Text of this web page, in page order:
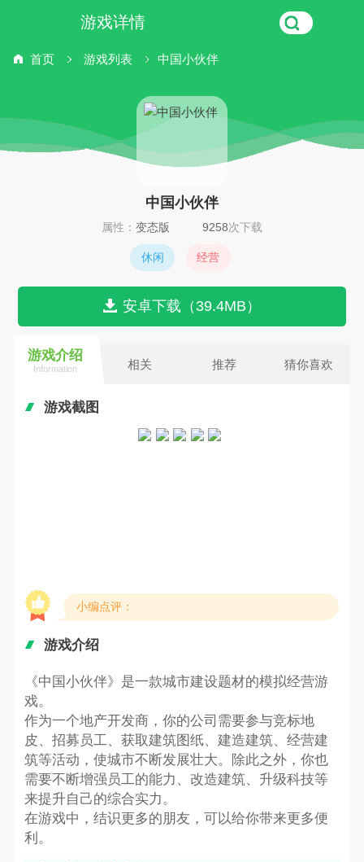
游戏详情
首页 游戏列表 中国小伙伴
中国小伙伴
属性： 变态版 9258次下载
休闲 经营
安卓下载（39.4MB）
游戏介绍
Information 相关 推荐 猜你喜欢
游戏截图
小编点评：
游戏介绍
《中国小伙伴》是一款城市建设题材的模拟经营游
戏。
作为一个地产开发商，你的公司需要参与竞标地
皮、招募员工、获取建筑图纸、建造建筑、经营建
筑等活动，使城市不断发展壮大。除此之外，你也
需要不断增强员工的能力、改造建筑、升级科技等
来提升自己的综合实力。
在游戏中，结识更多的朋友，可以给你带来更多便
利。